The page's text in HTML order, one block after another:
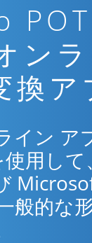
ン
換ア
イン ア
用して
般的な